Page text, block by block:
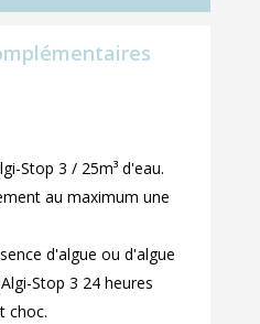
Stop 3 / 25m³ d'eau.
au maximum une
d'algue ou d'algue
Stop 3 24 heures
choc.